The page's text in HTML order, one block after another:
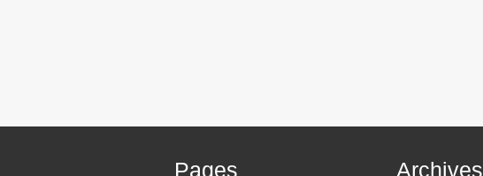
Pages Archives